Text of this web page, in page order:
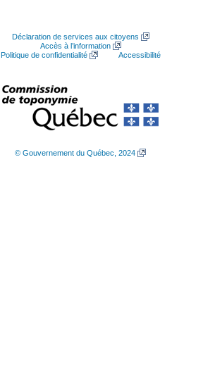
Déclaration de services aux citoyens
Accès à l’information
Politique de confidentialité
Accessibilité
© Gouvernement du Québec, 2024